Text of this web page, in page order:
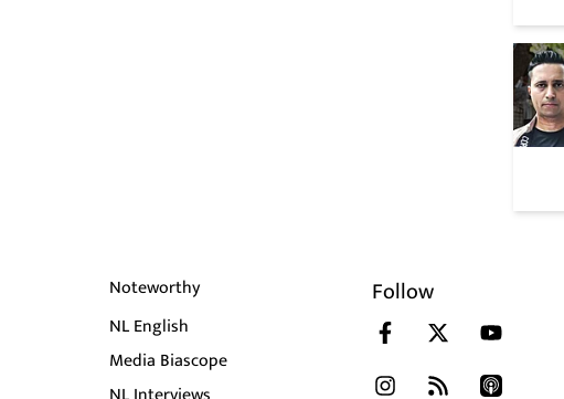
Noteworthy
NL English
Media Biascope
Follow